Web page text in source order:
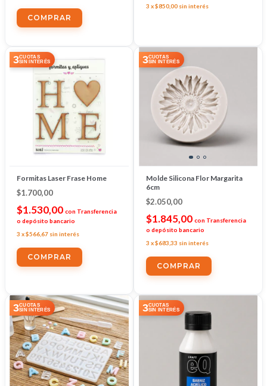
3 x$850,00 sin interés
3CUOTAS
SIN INTERÉS
Formitas Laser Frase Home
$1.700,00
$1.530,00 con Transferencia
o depósito bancario
3 x$566,67 sin interés
3CUOTAS
SIN INTERÉS
Molde Silicona Flor Margarita
6cm
$2.050,00
$1.845,00 con Transferencia
o depósito bancario
3 x$683,33 sin interés
3CUOTAS
SIN INTERÉS
3CUOTAS
SIN INTERÉS